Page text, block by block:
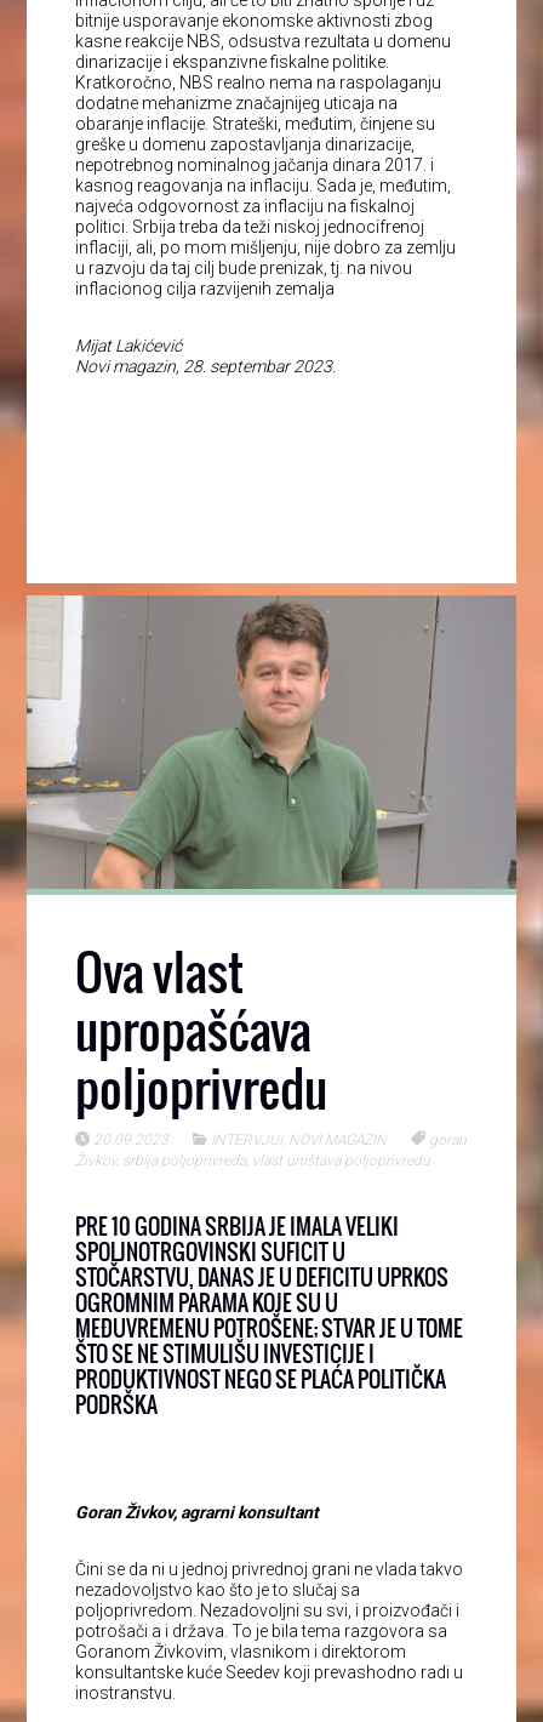
bitnije usporavanje ekonomske aktivnosti zbog
kasne reakcije NBS, odsustva rezultata u domenu
dinarizacije i ekspanzivne fiskalne politike.
Kratkoročno, NBS realno nema na raspolaganju
dodatne mehanizme značajnijeg uticaja na
obaranje inflacije. Strateški, međutim, činjene su
greške u domenu zapostavljanja dinarizacije,
nepotrebnog nominalnog jačanja dinara 2017. i
kasnog reagovanja na inflaciju. Sada je, međutim,
najveća odgovornost za inflaciju na fiskalnoj
politici. Srbija treba da teži niskoj jednocifrenoj
inflaciji, ali, po mom mišljenju, nije dobro za zemlju
u razvoju da taj cilj bude prenizak, tj. na nivou
inflacionog cilja razvijenih zemalja
Mijat Lakićević
Novi magazin, 28. septembar 2023.
Ova vlast
upropašćava
poljoprivredu
20.09.2023 INTERVJUI, NOVI MAGAZIN
goran
Živkov, srbija poljoprivreda, vlast uništava poljoprivredu
PRE 10 GODINA SRBIJA JE IMALA VELIKI
SPOLJNOTRGOVINSKI SUFICIT U
STOČARSTVU, DANAS JE U DEFICITU UPRKOS
OGROMNIM PARAMA KOJE SU U
MEĐUVREMENU POTROŠENE; STVAR JE U TOME
ŠTO SE NE STIMULIŠU INVESTICIJE I
PRODUKTIVNOST NEGO SE PLAĆA POLITIČKA
PODRŠKA
Goran Živkov, agrarni konsultant
Čini se da ni u jednoj privrednoj grani ne vlada takvo
nezadovoljstvo kao što je to slučaj sa
poljoprivredom. Nezadovoljni su svi, i proizvođači i
potrošači a i država. To je bila tema razgovora sa
Goranom Živkovim, vlasnikom i direktorom
konsultantske kuće Seedev koji prevashodno radi u
inostranstvu.